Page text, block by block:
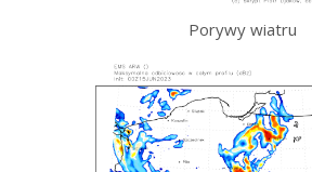
Porywy wiatru